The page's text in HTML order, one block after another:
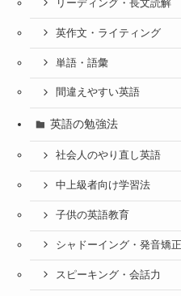
リーディング・長文読解
英作文・ライティング
単語・語彙
間違えやすい英語
英語の勉強法
社会人のやり直し英語
中上級者向け学習法
子供の英語教育
シャドーイング・発音矯正
スピーキング・会話力